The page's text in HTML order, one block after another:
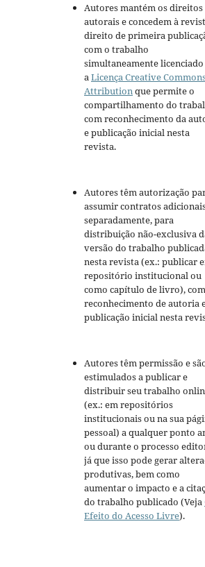
Autores mantém os direitos
autorais e concedem à
direito de primeira
com o trabalho
simultaneamente
a Licença Creative
Attribution que permite o
compartilhamento do
com reconhecimento da
e publicação inicial nesta
revista.
Autores têm autorização
assumir contratos
separadamente, para
distribuição não-exclusiva
versão do trabalho
nesta revista (ex.: publicar
repositório institucional ou
como capítulo de livro), com
reconhecimento de autoria
publicação inicial nesta
Autores têm permissão e
estimulados a publicar e
distribuir seu trabalho
(ex.: em repositórios
institucionais ou na sua
pessoal) a qualquer ponto
ou durante o processo
já que isso pode gerar
produtivas, bem como
aumentar o impacto e a
do trabalho publicado (Veja
Efeito do Acesso Livre).